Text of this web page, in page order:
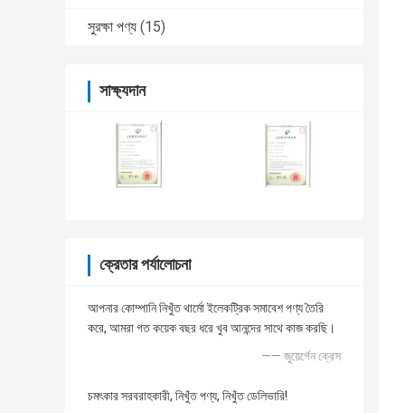
সুরক্ষা পণ্য (15)
সাক্ষ্যদান
ক্রেতার পর্যালোচনা
আপনার কোম্পানি নিখুঁত থার্মো ইলেকট্রিক সমাবেশ পণ্য তৈরি
করে, আমরা গত কয়েক বছর ধরে খুব আনন্দের সাথে কাজ করছি।
—— জুয়ের্গেন ক্রেস
চমৎকার সরবরাহকারী, নিখুঁত পণ্য, নিখুঁত ডেলিভারি!